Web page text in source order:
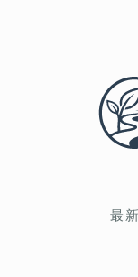
最新